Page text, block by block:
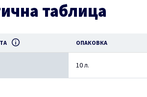
таблица
ОПАКОВКА
10 л.